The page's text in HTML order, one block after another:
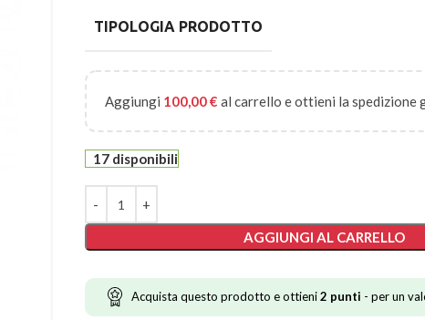
TIPOLOGIA PRODOTTO
Aggiungi 100,00€ al carrello e ottieni la spedizione
17 disponibili
AGGIUNGI AL CARRELLO
Acquista questo prodotto e ottieni2 punti - per un